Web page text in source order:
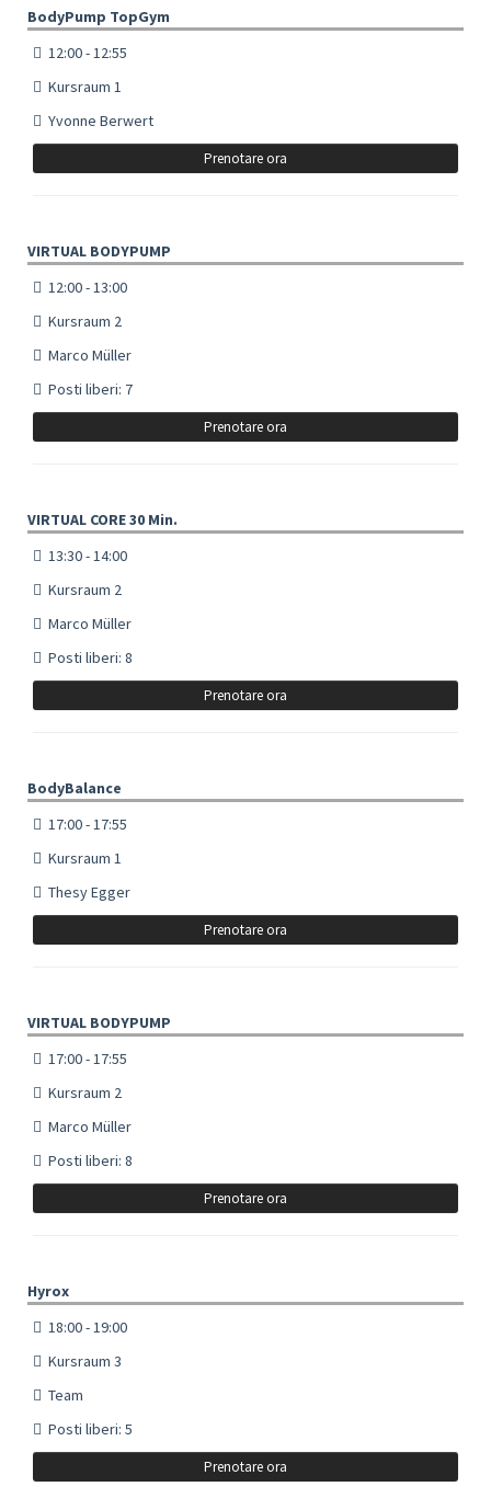
BodyPump TopGym
12:00 - 12:55
Kursraum 1
Yvonne Berwert
Prenotare ora
VIRTUAL BODYPUMP
12:00 - 13:00
Kursraum 2
Marco Müller
Posti liberi: 7
Prenotare ora
VIRTUAL CORE 30 Min.
13:30 - 14:00
Kursraum 2
Marco Müller
Posti liberi: 8
Prenotare ora
BodyBalance
17:00 - 17:55
Kursraum 1
Thesy Egger
Prenotare ora
VIRTUAL BODYPUMP
17:00 - 17:55
Kursraum 2
Marco Müller
Posti liberi: 8
Prenotare ora
Hyrox
18:00 - 19:00
Kursraum 3
Team
Posti liberi: 5
Prenotare ora